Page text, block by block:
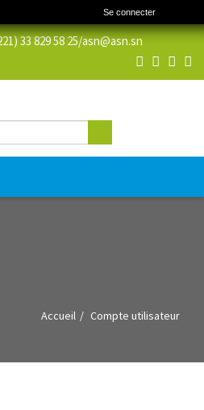
Se connecter
829 58 25/asn@asn.sn
de recherche
Accueil Compte utilisateur